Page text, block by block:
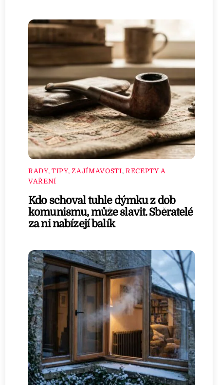
RADY, TIPY, ZAJÍMAVOSTI, RECEPTY A
VAŘENÍ
Kdo schoval tuhle dýmku z dob
komunismu, může slavit. Sběratelé
za ni nabízejí balík